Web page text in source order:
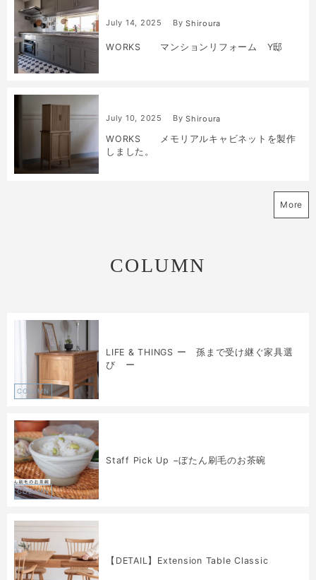
July 14, 2025 By Shiroura
WORKS マンションリフォーム Y邸
July 10, 2025 By Shiroura
WORKS メモリアルキャビネットを製作
しました。
More
COLUMN
COLUMN
LIFE & THINGS ー 孫まで受け継ぐ家具選
び ー
COLUMN
Staff Pick Up −ぼたん刷毛のお茶碗
【DETAIL】Extension Table Classic